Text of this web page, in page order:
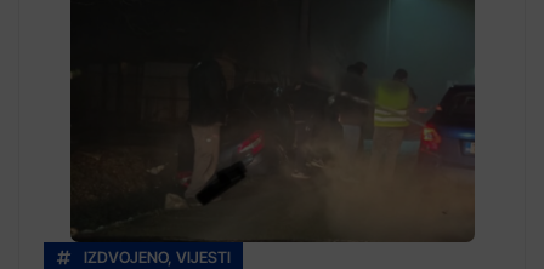
IZDVOJENO, VIJESTI